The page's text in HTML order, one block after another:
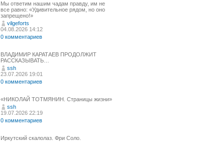
Мы ответим нашим чадам правду, им не
все равно: «Удивительное рядом, но оно
запрещено!»
vilgeforts
04.08.2026 14:12
0 комментариев
ВЛАДИМИР КАРАТАЕВ ПРОДОЛЖИТ
РАССКАЗЫВАТЬ…
ssh
23.07.2026 19:01
0 комментариев
«НИКОЛАЙ ТОТМЯНИН. Страницы жизни»
ssh
19.07.2026 22:19
0 комментариев
Иркутский скалолаз. Фри Соло.